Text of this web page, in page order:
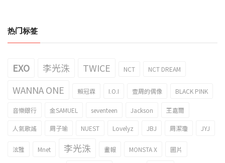
热门标签
EXO 李光洙 TWICE NCT NCT DREAM
WANNA ONE 賴冠霖 I.O.I 壹周的偶像 BLACK PINK
音樂銀行 金SAMUEL seventeen Jackson 王嘉爾
人氣歌謠 周子瑜 NUEST Lovelyz JBJ 周潔瓊 JYJ
泫雅 Mnet 李光洙 畫報 MONSTA X 圖片